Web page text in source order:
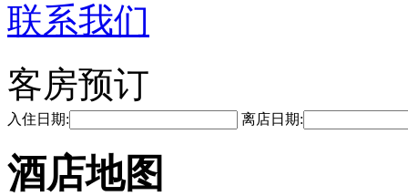
联系我们
客房预订
入住日期: 离店日期:
酒店地图